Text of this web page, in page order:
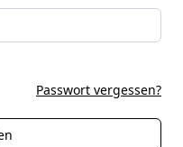
Passwort vergessen?